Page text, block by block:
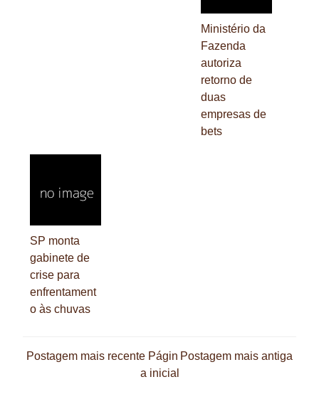
Ministério da
Fazenda
autoriza
retorno de
duas
empresas de
bets
SP monta
gabinete de
crise para
enfrentament
o às chuvas
Postagem mais recente Postagem mais antiga
Págin
a inicial